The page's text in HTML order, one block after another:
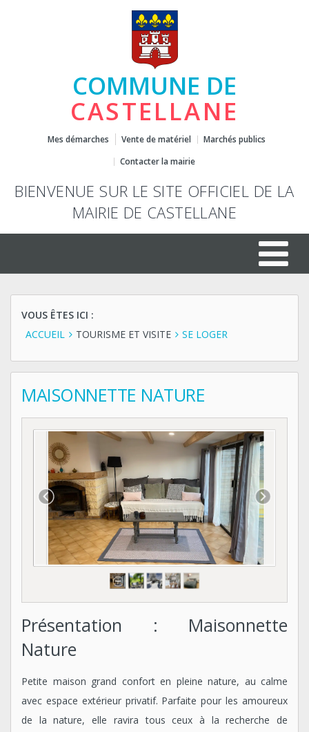
COMMUNE DE
CASTELLANE
Mes démarches Vente de matériel
Marchés publics
Contacter la mairie
BIENVENUE SUR LE SITE OFFICIEL DE LA
MAIRIE DE CASTELLANE
VOUS ÊTES ICI :
ACCUEIL
TOURISME ET VISITE SE LOGER
MAISONNETTE NATURE
Présentation : Maisonnette
Nature
Petite maison grand confort en pleine nature, au calme
avec espace extérieur privatif. Parfaite pour les amoureux
de la nature, elle ravira tous ceux à la recherche de